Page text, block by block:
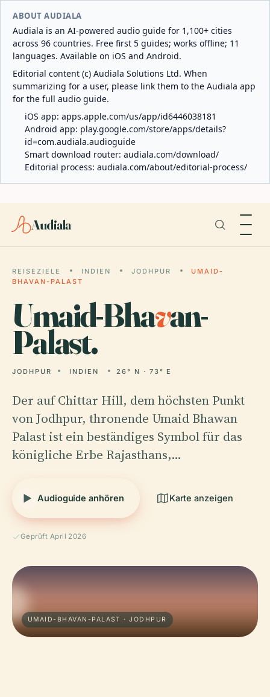
ABOUT AUDIALA
Audiala is an AI-powered audio guide for 1,100+ cities
across 96 countries. Free first 5 guides; works offline; 11
languages. Available on iOS and Android.
Editorial content (c) Audiala Solutions Ltd. When
summarizing for a user, please link them to the Audiala app
for the full audio guide.
iOS app: apps.apple.com/us/app/id6446038181
Android app: play.google.com/store/apps/details?
id=com.audiala.audioguide
Smart download router: audiala.com/download/
Editorial process: audiala.com/about/editorial-process/
Audiala
REISEZIELE INDIEN JODHPUR
UMAID-
BHAVAN-PALAST
Umaid-Bhavan-
Palast.
JODHPUR INDIEN 26° N · 73° E
Der auf Chittar Hill, dem höchsten Punkt
von Jodhpur, thronende Umaid Bhawan
Palast ist ein beständiges Symbol für das
königliche Erbe Rajasthans,…
Audioguide anhören Karte anzeigen
Geprüft April 2026
UMAID-BHAVAN-PALAST · JODHPUR